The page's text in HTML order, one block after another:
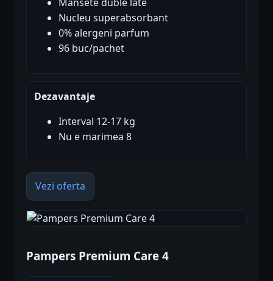
Nucleu superabsorbant
0% alergeni parfum
96 buc/pachet
Dezavantaje
Interval 12-17 kg
Nu e marimea 8
Vezi oferta
Pampers Premium Care 4